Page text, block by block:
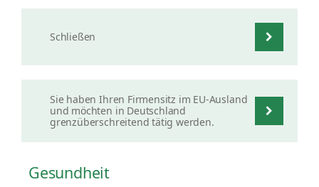
Schließen
Sie haben Ihren Firmensitz im EU-Ausland
und möchten in Deutschland
grenzüberschreitend tätig werden.
Gesundheit